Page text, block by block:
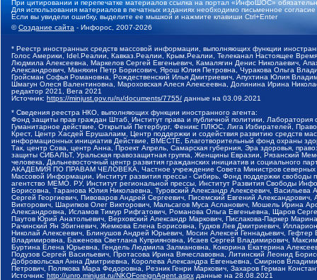
При цитировании и перепечатке материалов ссылка на портал «ИнфоШОС»
Для использования материалов в печатных изданиях необходимо письменное
Если вы увидели ошибку, выделите ее мышкой и нажмите клавиши Ctrl+Enter
©Создание сайта - Инфорос, 2007-2026
* Реестр иностранных средств массовой информации, выполняющих функции
Голос Америки, Idel.Реалии, Кавказ.Реалии, Крым.Реалии, Телеканал Настоящее
Людмила Алексеевна, Маркелов Сергей Евгеньевич, Камалягин Денис Николаевич,
Александрович, Маняхин Петр Борисович, Ярош Юлия Петровна, Чуракова Ольга
Гройсман Софья Романовна, Рождественский Илья Дмитриевич, Апухтина Юлия
Шмагун Олеся Валентиновна, Мароховская Алеся Алексеевна, Долинина Ирина
редактор 2021, Вега 2021
Источник: https://minjust.gov.ru/ru/documents/7755/ данные на 03.09.2021
* Сведения реестра НКО, выполняющих функции иностранного агента:
Фонд защиты прав граждан Штаб, Институт права и публичной политики,
Гуманитарное действие, Открытый Петербург, Феникс ПЛЮС, Лига Избирателей,
Крест, Центр Хасдей Ерушалаим, Центр поддержки и содействия развитию средств
информационных инициатив Действие, ВМЕСТЕ, Благотворительный фонд охраны
Так, центр Сова, центр Анна, Проект Апрель, Самарская губерния, Эра здоровья,
защиты СИБАЛЬТ, Уральская правозащитная группа, Женщины Евразии, Рязанский
человека, Дальневосточный центр развития гражданских инициатив и социального
АКАДЕМИЯ ПО ПРАВАМ ЧЕЛОВЕКА, Частное учреждение Совета Министров северных
Массовой Информации, Институт развития прессы - Сибирь, Фонд поддержки
агентство МЕМО. РУ, Институт региональной прессы, Институт Развития Свободы
Борисовна, Таранова Юлия Николаевна, Туровский Александр Алексеевич,
Сергей Георгиевич, Пивоваров Андрей Сергеевич, Писемский Евгений
Викторович, Шарипков Олег Викторович, Мальсагов Муса Асланович, Мошель Ирина
Александровна, Исламов Тимур Рифгатович, Романова Ольга Евгеньевна, Щаров
Паутов Юрий Анатольевич, Верховский Александр Маркович, Пислакова-Паркер
Рачинский Ян Збигневич, Жемкова Елена Борисовна, Гудков Лев Дмитриевич,
Николай Алексеевич, Блинушов Андрей Юрьевич, Мосин Алексей Геннадьевич,
Владимировна, Баженова Светлана Куприяновна, Исаев Сергей Владимирович,
Буртина Елена Юрьевна, Гендель Людмила Залмановна, Кокорина Екатерина
Подузов Сергей Васильевич, Протасова Ирина Вячеславовна, Литинский Леонид
Добровольская Анна Дмитриевна, Королева Александра Евгеньевна, Смирнов
Петрович, Полякова Мара Федоровна, Резник Генри Маркович, Захаров Герман
Источник: http://unro.minjust.ru/NKOForeignAgent.aspx данные на 28.08.2021